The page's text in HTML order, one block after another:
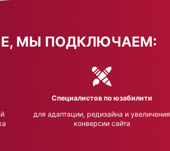
МЫ ПОДКЛЮЧАЕМ:
Специалистов по юзабилити
для адаптации, редизайна и увеличения
конверсии сайта